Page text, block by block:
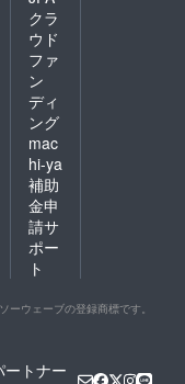
クラ
ウド
ファ
ン
ディ
ング
mac
hi-ya
補助
金申
請サ
ポー
ト
ーウェーブの登録商標です。
ートナー